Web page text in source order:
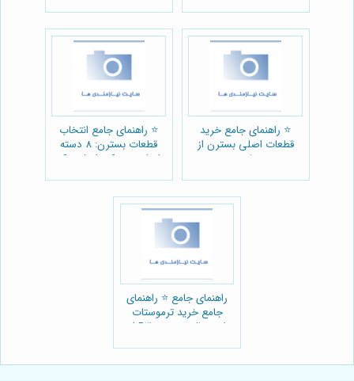
⭐️ راهنمای جامع خرید
قطعات اصلی بسترن از
نیوپارت 🚗
⭐️ راهنمای جامع انتخاب
قطعات بسترن: 8 دسته
اصلی + یدکی اصل یدک
راهنمای جامع ⭐️ راهنمای
جامع خرید ترموستات
اورجینال بسترن B30 از